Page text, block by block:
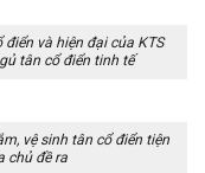
và hiện đại của KTS
tân cổ điển tinh tế
vệ sinh tân cổ điển tiện
chủ đề ra